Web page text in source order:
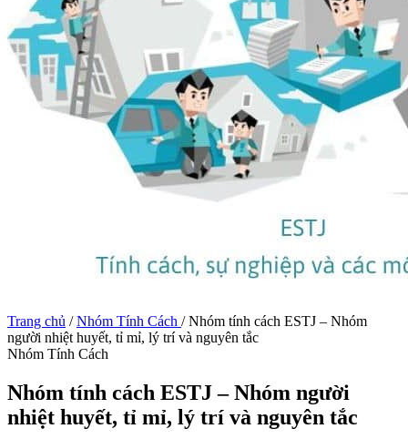
Trang chủ / Nhóm Tính Cách / Nhóm tính cách ESTJ – Nhóm
người nhiệt huyết, tỉ mỉ, lý trí và nguyên tắc
Nhóm Tính Cách
Nhóm tính cách ESTJ – Nhóm người
nhiệt huyết, tỉ mỉ, lý trí và nguyên tắc